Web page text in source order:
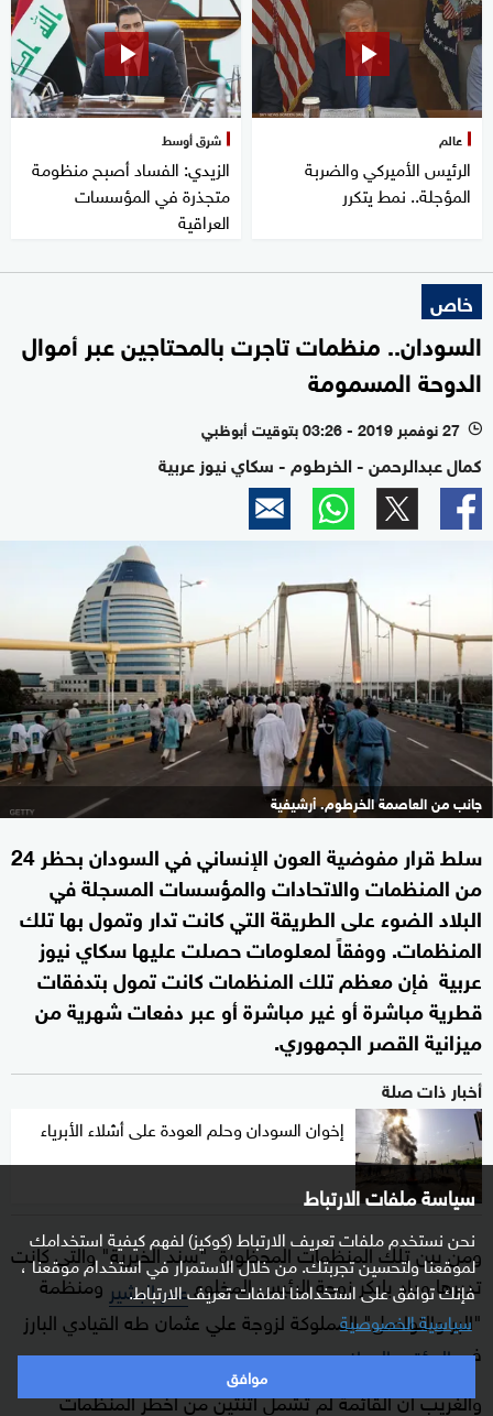
سياسة ملفات الارتباط
نحن نستخدم ملفات تعريف الارتباط (كوكيز) لفهم كيفية استخدامك
لموقعنا ولتحسين تجربتك. من خلال الاستمرار في استخدام موقعنا ،
فإنك توافق على استخدامنا لملفات تعريف الارتباط.
سياسية الخصوصية
موافق
عالم
الرئيس الأميركي والضربة
المؤجلة.. نمط يتكرر
شرق أوسط
الزيدي: الفساد أصبح منظومة
متجذرة في المؤسسات
العراقية
خاص
السودان.. منظمات تاجرت بالمحتاجين عبر أموال
الدوحة المسمومة
l 27 نوفمبر 2019 - 03:26 بتوقيت أبوظبي
كمال عبدالرحمن - الخرطوم - سكاي نيوز عربية
جانب من العاصمة الخرطوم. أرشيفية
سلط قرار مفوضية العون الإنساني في السودان بحظر 24
من المنظمات والاتحادات والمؤسسات المسجلة في
البلاد الضوء على الطريقة التي كانت تدار وتمول بها تلك
المنظمات. ووفقاً لمعلومات حصلت عليها سكاي نيوز
عربية فإن معظم تلك المنظمات كانت تمول بتدفقات
قطرية مباشرة أو غير مباشرة أو عبر دفعات شهرية من
ميزانية القصر الجمهوري.
أخبار ذات صلة
إخوان السودان وحلم العودة على أشلاء الأبرياء
ومن بين تلك المنظمات المحظورة "سند الخيرية" والتي كانت
تديرها وداد بابكر زوجة الرئيس المخلوععمر البشيرومنظمة
"البر والتواصل" المملوكة لزوجة علي عثمان طه القيادي البارز
فيالمؤتمر الوطني.
والغريب أن القائمة لم تشمل اثنتين من أخطر المنظمات